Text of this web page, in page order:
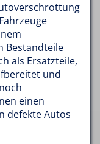
Bestandteile
als Ersatzteile,
und
einen
defekte Autos